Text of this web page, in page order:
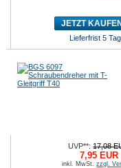
JETZT
Lieferfrist 5
UVP**:17,08
7,95 EUR
inkl. MwSt.zzgl.